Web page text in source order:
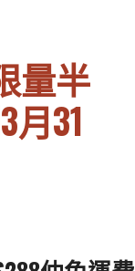
量半
31